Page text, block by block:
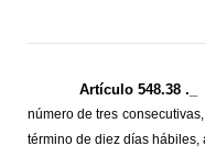
Artículo 548.38 ._
número de tres
término de diez días hábiles,